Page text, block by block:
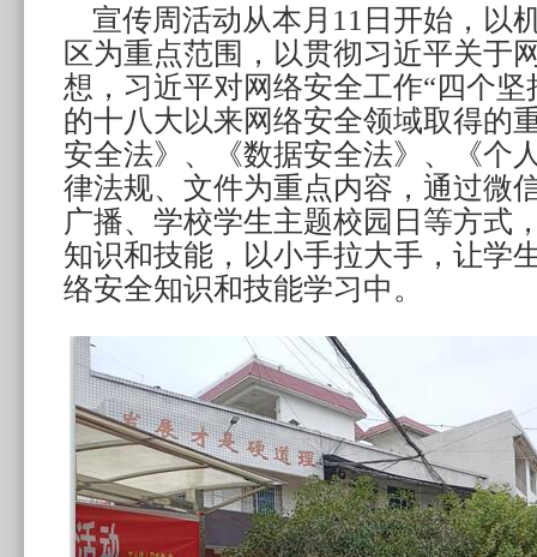
宣传周活动从本月11日开始，以
区为重点范围，以贯彻习近平关于
想，习近平对网络安全工作“四个
的十八大以来网络安全领域取得的
安全法》、《数据安全法》、《个
律法规、文件为重点内容，通过微
广播、学校学生主题校园日等方式
知识和技能，以小手拉大手，让学
络安全知识和技能学习中。